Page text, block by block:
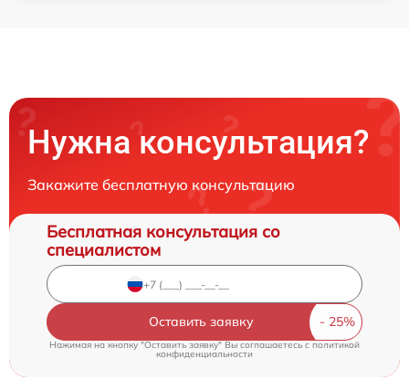
Нужна консультация?
Закажите бесплатную консультацию
Бесплатная консультация со
специалистом
Оставить заявку
Нажимая на кнопку "Оставить заявку" Вы соглашаетесь cполитикой
конфиденциальности